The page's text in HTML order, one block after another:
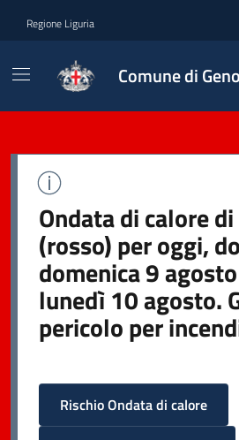
Regione Liguria
Comune di
Ondata di calore
(rosso) per oggi,
domenica 9
lunedì 10 agosto.
pericolo per
Rischio Ondata di calore